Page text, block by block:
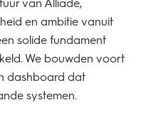
en ambitie vanuit
solide fundament
We bouwden voort
dashboard dat
systemen.